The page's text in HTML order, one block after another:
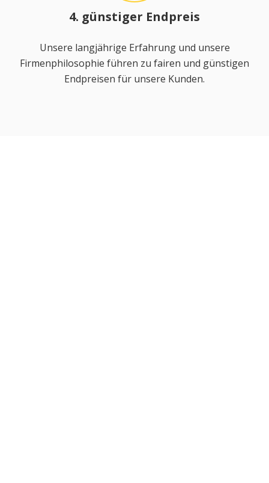
4. günstiger Endpreis
Unsere langjährige Erfahrung und unsere
Firmenphilosophie führen zu fairen und günstigen
Endpreisen für unsere Kunden.